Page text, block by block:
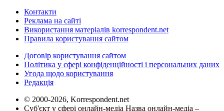
Контакти
Реклама на сайті
Використання матеріалів korrespondent.net
Правила користування сайтом
Договір користування сайтом
Політика у сфері конфіденційності і персональних даних
Угода щодо користування
Редакція
© 2000-2026, Korrespondent.net
Суб'єкт у сфері онлайн-медіа Назва онлайн-медіа –